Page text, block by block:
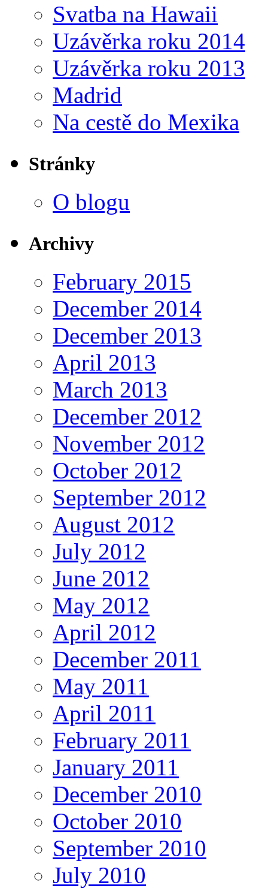
Svatba na Hawaii
Uzávěrka roku 2014
Uzávěrka roku 2013
Madrid
Na cestě do Mexika
Stránky
O blogu
Archivy
February 2015
December 2014
December 2013
April 2013
March 2013
December 2012
November 2012
October 2012
September 2012
August 2012
July 2012
June 2012
May 2012
April 2012
December 2011
May 2011
April 2011
February 2011
January 2011
December 2010
October 2010
September 2010
July 2010